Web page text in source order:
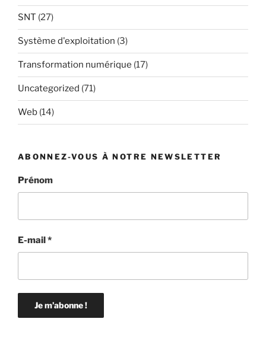
SNT (27)
Système d'exploitation (3)
Transformation numérique (17)
Uncategorized (71)
Web (14)
ABONNEZ-VOUS À NOTRE NEWSLETTER
Prénom
E-mail*